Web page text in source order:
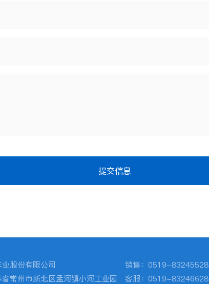
提交信息
股份有限公司
常州市新北区孟河镇小河工业园
销售：0519-83245528
客服：0519-83246628